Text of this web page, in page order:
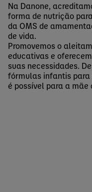
Na Danone,
forma de nutrição
da OMS de
de vida.
Promovemos o
educativas e
suas necessidades.
fórmulas infantis para
é possível para a mãe